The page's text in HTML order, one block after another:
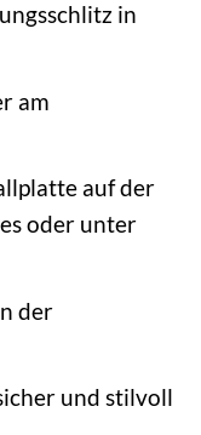
in
am
auf der
oder unter
der
und stilvoll